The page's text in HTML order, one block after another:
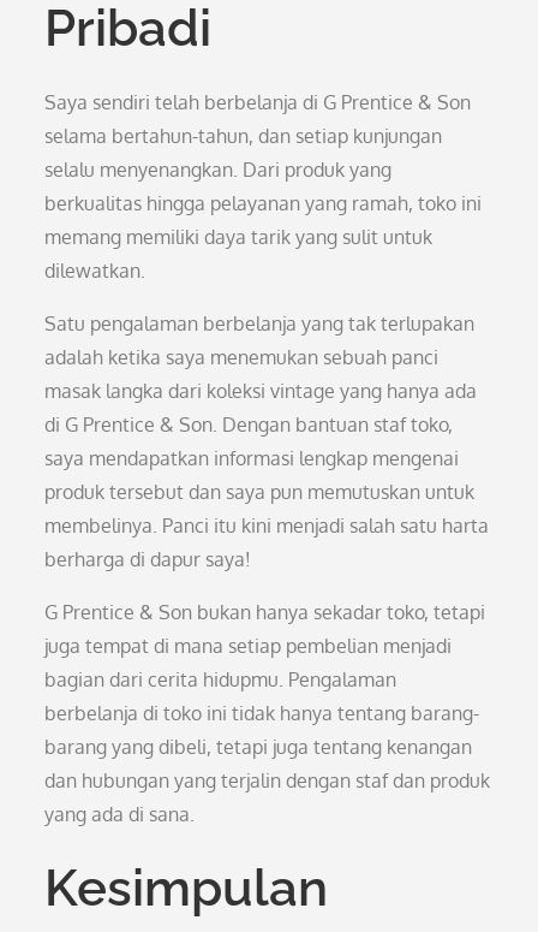
Pribadi
Saya sendiri telah berbelanja di G Prentice & Son
selama bertahun-tahun, dan setiap kunjungan
selalu menyenangkan. Dari produk yang
berkualitas hingga pelayanan yang ramah, toko ini
memang memiliki daya tarik yang sulit untuk
dilewatkan.
Satu pengalaman berbelanja yang tak terlupakan
adalah ketika saya menemukan sebuah panci
masak langka dari koleksi vintage yang hanya ada
di G Prentice & Son. Dengan bantuan staf toko,
saya mendapatkan informasi lengkap mengenai
produk tersebut dan saya pun memutuskan untuk
membelinya. Panci itu kini menjadi salah satu harta
berharga di dapur saya!
G Prentice & Son bukan hanya sekadar toko, tetapi
juga tempat di mana setiap pembelian menjadi
bagian dari cerita hidupmu. Pengalaman
berbelanja di toko ini tidak hanya tentang barang-
barang yang dibeli, tetapi juga tentang kenangan
dan hubungan yang terjalin dengan staf dan produk
yang ada di sana.
Kesimpulan